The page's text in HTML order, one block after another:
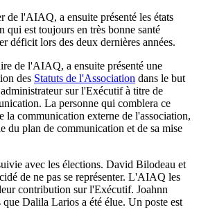
de l'AIAQ, a ensuite présenté les états
qui est toujours en très bonne santé
déficit lors des deux dernières années.
de l'AIAQ, a ensuite présenté une
des Statuts de l'Association dans le but
sur l'Exécutif à titre de
La personne qui comblera ce
la communication externe de l'association,
du plan de communication et de sa mise
avec les élections. David Bilodeau et
de ne pas se représenter. L'AIAQ les
contribution sur l'Exécutif. Joahnn
que Dalila Larios a été élue. Un poste est